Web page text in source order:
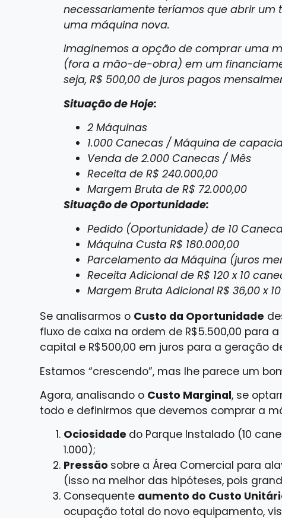
necessariamente teríamos que abrir
uma máquina nova.
Imaginemos a opção de comprar uma
(fora a mão-de-obra) em um
seja, R$ 500,00 de juros pagos
Situação de Hoje:
2 Máquinas
1.000 Canecas / Máquina de
Venda de 2.000 Canecas / Mês
Receita de R$ 240.000,00
Margem Bruta de R$ 72.000,00
Situação de Oportunidade:
Pedido (Oportunidade) de 10
Máquina Custa R$ 180.000,00
Parcelamento da Máquina (juros
Receita Adicional de R$ 120 x 10
Margem Bruta Adicional R$ 36,00 x
Se analisarmos o Custo da Oportunidade
fluxo de caixa na ordem de R$5.500,00 para
capital e R$500,00 em juros para a geração
Estamos “crescendo”, mas lhe parece um
Agora, analisando o Custo Marginal, se
todo e definirmos que devemos comprar a
Ociosidade do Parque Instalado (10
1.000);
Pressão sobre a Área Comercial para
(isso na melhor das hipóteses, pois
Consequente aumento do Custo
ocupação total do novo equipamento,